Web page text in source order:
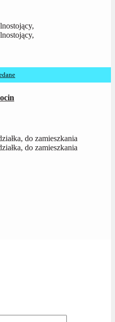
do zamieszkania
do zamieszkania